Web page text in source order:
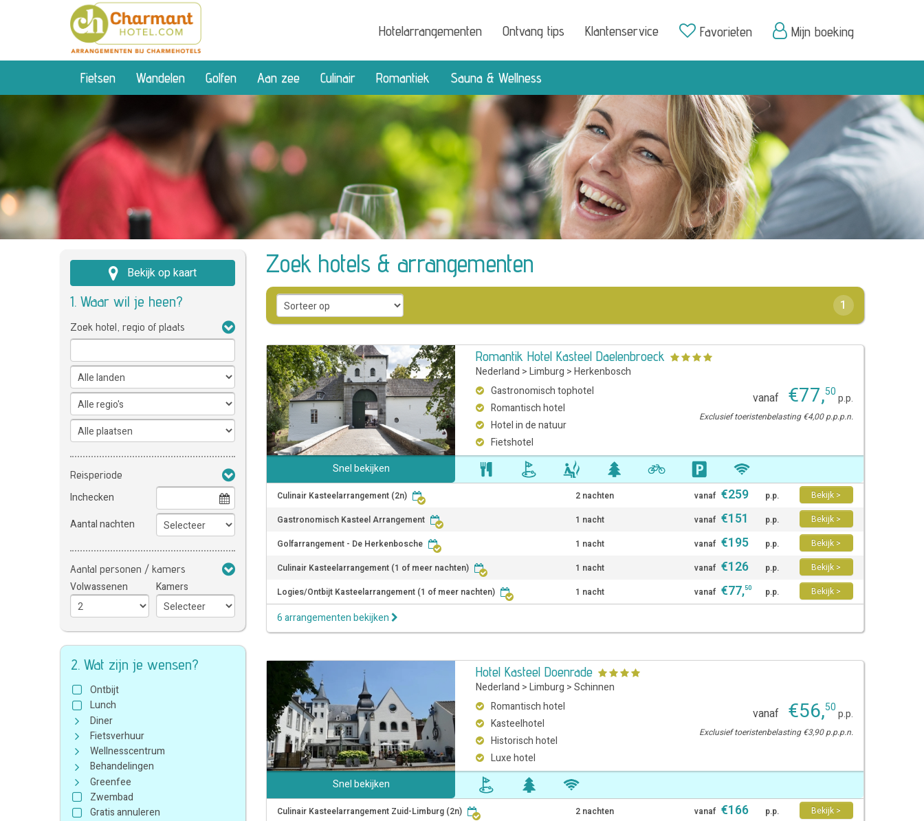
Hotelarrangementen Ontvang tips Klantenservice Favorieten Mijn boeking
Fietsen Wandelen Golfen Aan zee Culinair Romantiek Sauna & Wellness
Bekijk op kaart
1. Waar wil je heen?
Zoek hotel, regio of plaats
Reisperiode
Inchecken
Aantal nachten
Aantal personen / kamers
Volwassenen Kamers
2. Wat zijn je wensen?
Ontbijt
Lunch
Diner
Fietsverhuur
Wellnesscentrum
Behandelingen
Greenfee
Zwembad
Gratis annuleren
Zoek hotels & arrangementen
1
Romantik Hotel Kasteel Daelenbroeck
Nederland > Limburg > Herkenbosch
Gastronomisch tophotel
Romantisch hotel
Hotel in de natuur
Fietshotel
vanaf €77,50p.p.
Exclusief toeristenbelasting €4,00 p.p.p.n.
Snel bekijken
Culinair Kasteelarrangement (2n) 2 nachten vanaf €259 p.p.
Bekijk >
Gastronomisch Kasteel Arrangement
1 nacht vanaf €151 p.p.
Bekijk >
Golfarrangement - De Herkenbosche
1 nacht vanaf €195 p.p.
Bekijk >
Culinair Kasteelarrangement (1 of meer nachten)
1 nacht vanaf €126 p.p.
Bekijk >
Logies/Ontbijt Kasteelarrangement (1 of meer nachten)
1 nacht vanaf €77,50 p.p. Bekijk >
6 arrangementen bekijken
Hotel Kasteel Doenrade
Nederland > Limburg > Schinnen
Romantisch hotel
Kasteelhotel
Historisch hotel
Luxe hotel
vanaf €56,50p.p.
Exclusief toeristenbelasting €3,90 p.p.p.n.
Snel bekijken
Culinair Kasteelarrangement Zuid-Limburg (2n) 2 nachten vanaf €166 p.p.
Bekijk >